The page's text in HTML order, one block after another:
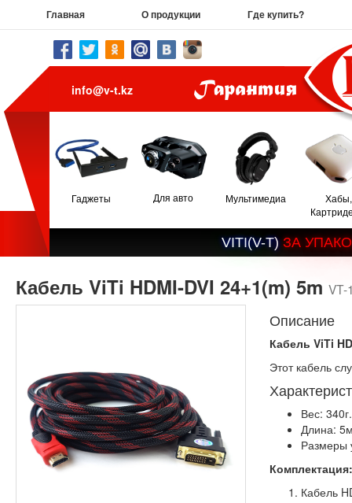
Главная О продукции Где купить?
info@v-t.kz
Гаджеты Для авто Мультимедиа
Хабы,
VITI(V-T) ЗА УПАКО
Кабель ViTi HDMI-DVI 24+1(m) 5m VT-
Описание
Кабель ViTi
Этот кабель
Вес: 340г.
Длина:
Размеры
Кабель